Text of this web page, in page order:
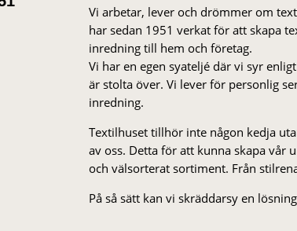
Vi arbetar, lever och drömmer om
har sedan 1951 verkat för att skapa
inredning till hem och företag.
Vi har en egen syateljé där vi syr
är stolta över. Vi lever för personlig
inredning.
Textilhuset tillhör inte någon kedja
av oss. Detta för att kunna skapa vår
och välsorterat sor­ti­ment. Från
På så sätt kan vi skräddarsy en